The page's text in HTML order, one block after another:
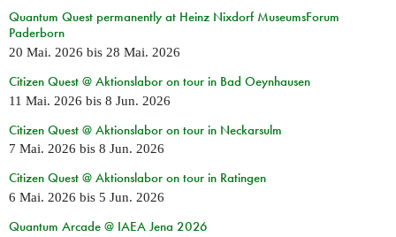
Quantum Quest permanently at Heinz Nixdorf MuseumsForum
Paderborn
20 Mai. 2026 bis 28 Mai. 2026
Citizen Quest @ Aktionslabor on tour in Bad Oeynhausen
11 Mai. 2026 bis 8 Jun. 2026
Citizen Quest @ Aktionslabor on tour in Neckarsulm
7 Mai. 2026 bis 8 Jun. 2026
Citizen Quest @ Aktionslabor on tour in Ratingen
6 Mai. 2026 bis 5 Jun. 2026
Quantum Arcade @ IAEA Jena 2026